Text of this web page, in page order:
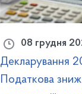
08 грудня
Декларування
Податкова